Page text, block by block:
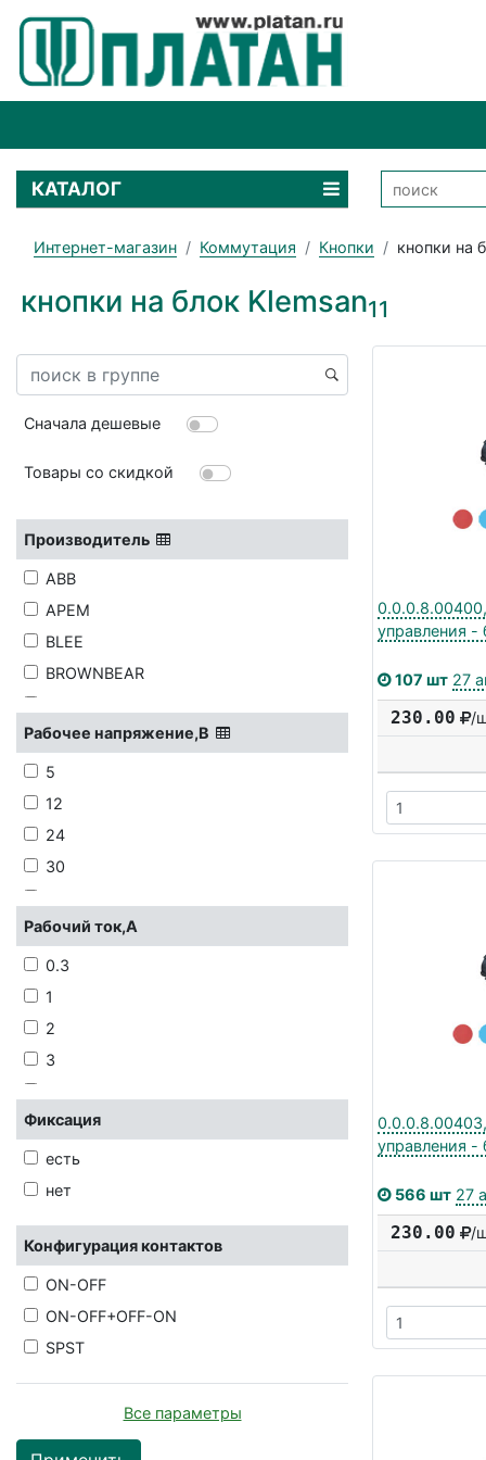
КАТАЛОГ
Интернет-магазин Коммутация Кнопки кнопки на
кнопки на блок Klemsan11
Сначала дешевые
Товары со скидкой
Производитель
ABB
APEM
BLEE
BROWNBEAR
CANAL
CHINT
CW INDUSTRIES
DAIER
DECA
DONGNAN
E-SWITCH INC
EAO
EATON
EKF
IEK
JIA
KLEMSAN
KLS
Рабочее напряжение,В
5
12
24
30
50
240
250
400
Рабочий ток,А
0.3
1
2
3
5
10
Фиксация
есть
нет
Конфигурация контактов
ON-OFF
ON-OFF+OFF-ON
SPST
Все параметры
управления -
107 шт 27
230.00 /
управления -
566 шт 27
230.00 /